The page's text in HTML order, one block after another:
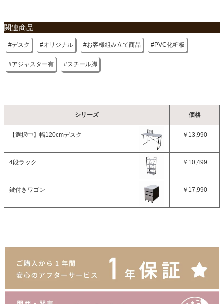
関連商品
デスク オリジナル お客様組み立て商品 PVC化粧板
アジャスター有 スチール脚
シリーズ 価格
【選択中】 幅120cmデスク ￥13,990
4段ラック ￥10,499
鍵付きワゴン ￥17,990